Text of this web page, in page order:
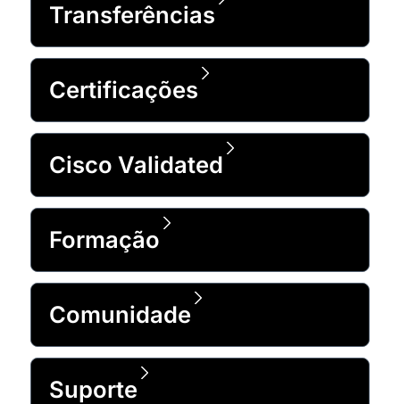
Transferências
Certificações
Cisco Validated
Formação
Comunidade
Suporte